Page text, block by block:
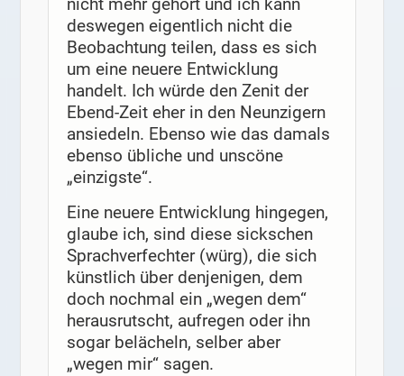
deswegen eigentlich nicht die
Beobachtung teilen, dass es sich
um eine neuere Entwicklung
handelt. Ich würde den Zenit der
Ebend-Zeit eher in den Neunzigern
ansiedeln. Ebenso wie das damals
ebenso übliche und unscöne
„einzigste“.
Eine neuere Entwicklung hingegen,
glaube ich, sind diese sickschen
Sprachverfechter (würg), die sich
künstlich über denjenigen, dem
doch nochmal ein „wegen dem“
herausrutscht, aufregen oder ihn
sogar belächeln, selber aber
„wegen mir“ sagen.